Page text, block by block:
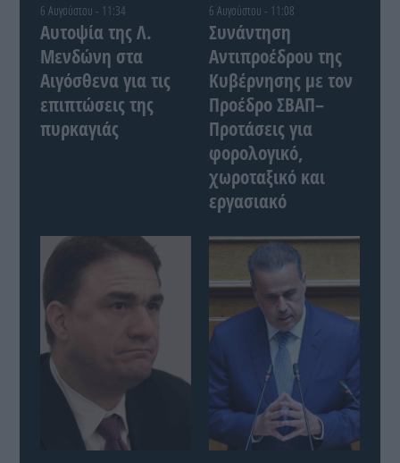
6 Αυγούστου - 11:34
Αυτοψία της Λ.
Μενδώνη στα
Αιγόσθενα για τις
επιπτώσεις της
πυρκαγιάς
6 Αυγούστου - 11:08
Συνάντηση
Αντιπροέδρου της
Κυβέρνησης με τον
Προέδρο ΣΒΑΠ–
Προτάσεις για
φορολογικό,
χωροταξικό και
εργασιακό